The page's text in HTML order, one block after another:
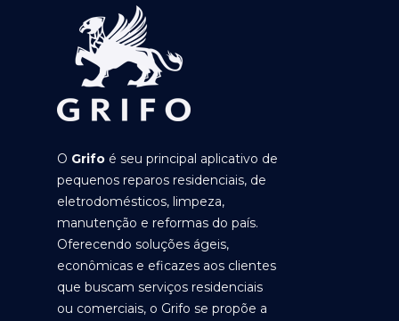
O Grifo é seu principal aplicativo de
pequenos reparos residenciais, de
eletrodomésticos, limpeza,
manutenção e reformas do país.
Oferecendo soluções ágeis,
econômicas e eficazes aos clientes
que buscam serviços residenciais
ou comerciais, o Grifo se propõe a